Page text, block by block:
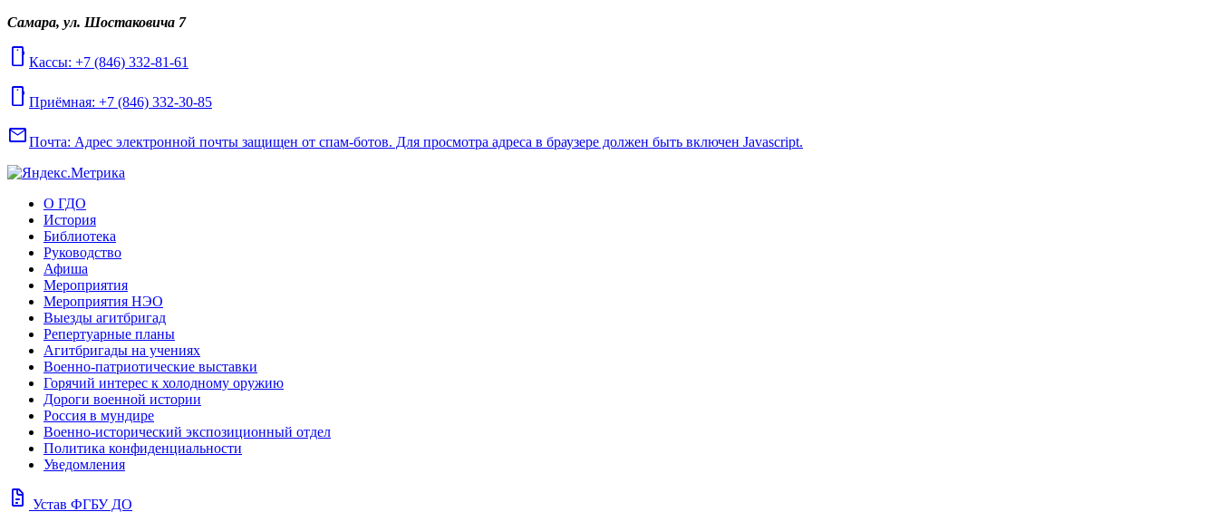
Самара, ул. Шостаковича 7
mobile Кассы: +7 (846) 332-81-61
mobile Приёмная: +7 (846) 332-30-85
mailПочта: Адрес электронной почты защищен от спам-ботов. Для просмотра адреса в браузере должен быть включен Javascript.
О ГДО
История
Библиотека
Руководство
Афиша
Мероприятия
Мероприятия НЭО
Выезды агитбригад
Репертуарные планы
Агитбригады на учениях
Военно-патриотические выставки
Горячий интерес к холодному оружию
Дороги военной истории
Россия в мундире
Военно-исторический экспозиционный отдел
Политика конфиденциальности
Уведомления
docs Устав ФГБУ ДО